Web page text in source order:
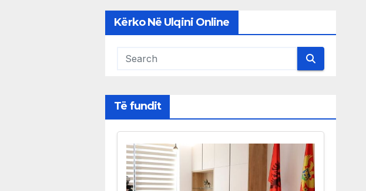
Kërko Në Ulqini Online
Të fundit